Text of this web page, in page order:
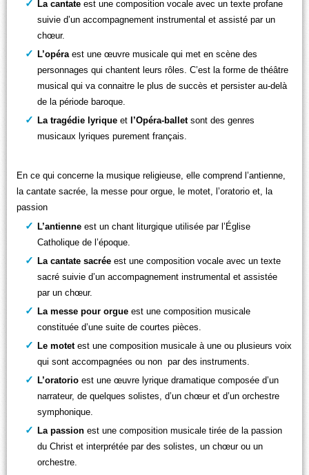
La cantateest une composition vocale avec un texte profane
suivie d’un accompagnement instrumental et assisté par un
chœur.
L’opéra est une œuvre musicale qui met en scène des
personnages qui chantent leurs rôles. C’est la forme de théâtre
musical qui va connaitre le plus de succès et persister au-delà
de la période baroque.
La tragédie lyrique etl’Opéra-balletsont des genres
musicaux lyriques purement français.
En ce qui concerne la musique religieuse, elle comprend l’antienne,
la cantate sacrée, la messe pour orgue, le motet, l’oratorio et, la
passion
L’antienne est un chant liturgique utilisée par l’Église
Catholique de l’époque.
La cantate sacrée est une composition vocale avec un texte
sacré suivie d’un accompagnement instrumental et assistée
par un chœur.
La messe pour orgue est une composition musicale
constituée d’une suite de courtes pièces.
Le motetest une composition musicale à une ou plusieurs voix
qui sont accompagnées ou non par des instruments.
L’oratorio est une œuvre lyrique dramatique composée d’un
narrateur, de quelques solistes, d’un chœur et d’un orchestre
symphonique.
La passion est une composition musicale tirée de la passion
du Christ et interprétée par des solistes, un chœur ou un
orchestre.